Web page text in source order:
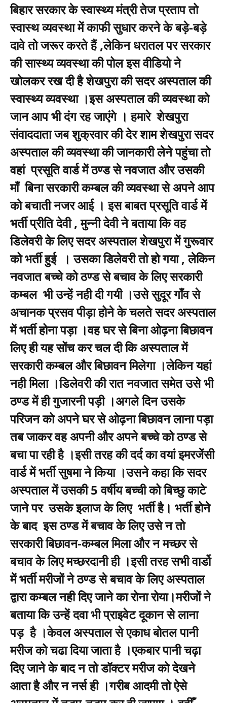
बिहार सरकार के स्वास्थ्य मंत्री तेज प्रताप तो
स्वास्थ व्यवस्था में काफी सुधार करने के बड़े-बड़े
दावे तो जरूर करते हैं ,लेकिन धरातल पर सरकार
की सास्थ्य व्यवस्था की पोल इस वीडियो ने
खोलकर रख दी है शेखपुरा की सदर अस्पताल की
स्वास्थ्य व्यवस्था ।इस अस्पताल की व्यवस्था को
जान आप भी दंग रह जाएंगे । हमारे शेखपुरा
संवाददाता जब शुक्रवार की देर शाम शेखपुरा सदर
अस्पताल की व्यवस्था की जानकारी लेने पहुंचा तो
वहां प्रसूति वार्ड में ठण्ड से नवजात और उसकी
माँ बिना सरकारी कम्बल की व्यवस्था से अपने आप
को बचाती नजर आई । इस बाबत प्रसूति वार्ड में
भर्ती प्रीति देवी , मुन्नी देवी ने बताया कि वह
डिलेवरी के लिए सदर अस्पताल शेखपुरा में गुरूवार
को भर्ती हुई । उसका डिलेवरी तो हो गया , लेकिन
नवजात बच्चे को ठण्ड से बचाव के लिए सरकारी
कम्बल भी उन्हें नही दी गयी ।उसे सुदूर गाँव से
अचानक प्रसव पीड़ा होने के चलते सदर अस्पताल
में भर्ती होना पड़ा ।वह घर से बिना ओढ़ना बिछावन
लिए ही यह सोंच कर चल दी कि अस्पताल में
सरकारी कम्बल और बिछावन मिलेगा ।लेकिन यहां
नही मिला ।डिलेवरी की रात नवजात समेत उसे भी
ठण्ड में ही गुजारनी पड़ी ।अगले दिन उसके
परिजन को अपने घर से ओढ़ना बिछावन लाना पड़ा
तब जाकर वह अपनी और अपने बच्चे को ठण्ड से
बचा पा रही है ।इसी तरह की दर्द का वयां इमरजेंसी
वार्ड में भर्ती सुषमा ने किया ।उसने कहा कि सदर
अस्पताल में उसकी 5 वर्षीय बच्ची को बिच्छु काटे
जाने पर उसके इलाज के लिए भर्ती है। भर्ती होने
के बाद इस ठण्ड में बचाव के लिए उसे न तो
सरकारी बिछावन-कम्बल मिला और न मच्छर से
बचाव के लिए मच्छरदानी ही ।इसी तरह सभी वार्डो
में भर्ती मरीजों ने ठण्ड से बचाव के लिए अस्पताल
द्वारा कम्बल नही दिए जाने का रोना रोया।मरीजों ने
बताया कि उन्हें दवा भी प्राइवेट दूकान से लाना
पड़ है ।केवल अस्पताल से एकाध बोतल पानी
मरीज को चढा दिया जाता है ।एकबार पानी चढ़ा
दिए जाने के बाद न तो डॉक्टर मरीज को देखने
आता है और न नर्स ही ।गरीब आदमी तो ऐसे